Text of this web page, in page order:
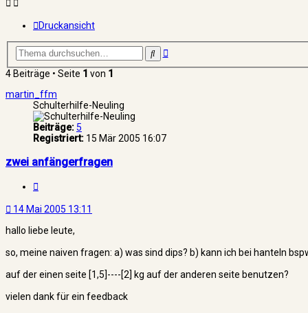
Druckansicht
SucheErweiterte
4 Beiträge • Seite 1 von 1
martin_ffm
Schulterhilfe-Neuling
Beiträge:5
Registriert: 15 Mär 2005 16:07
zwei anfängerfragen
14 Mai 2005 13:11
hallo liebe leute,
so, meine naiven fragen: a) was sind dips? b) kann ich bei hanteln
auf der einen seite [1,5]----[2] kg auf der anderen seite benutzen?
vielen dank für ein feedback